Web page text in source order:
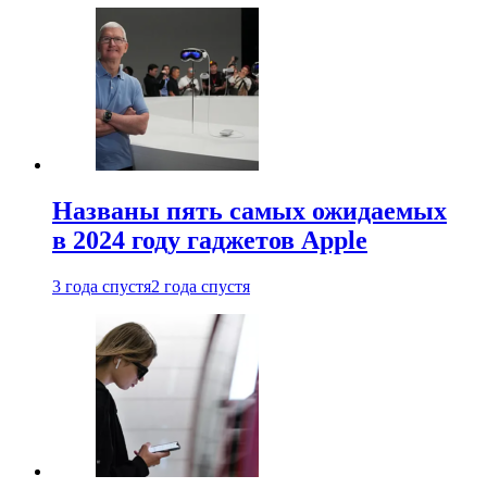
Названы пять самых ожидаемых
в 2024 году гаджетов Apple
3 года спустя2 года спустя